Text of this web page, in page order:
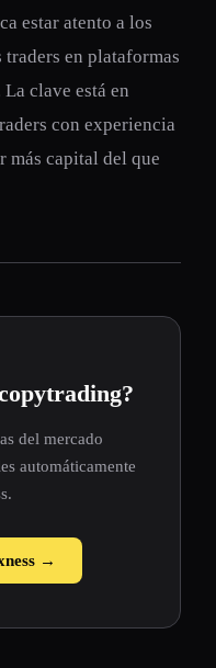
estar atento a los
en plataformas
clave está en
con experiencia
más capital del que
del mercado
automáticamente
→